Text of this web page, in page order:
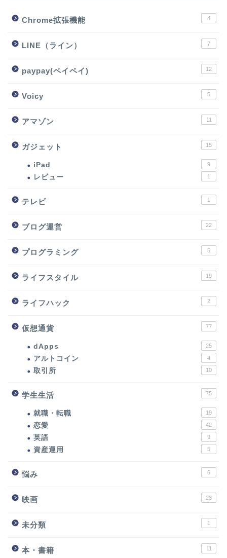
Chrome拡張機能 4
LINE（ライン） 7
paypay(ペイペイ) 12
Voicy 5
アマゾン 11
ガジェット 15
iPad 9
レビュー 1
テレビ 1
ブログ運営 22
プログラミング 5
ライフスタイル 19
ライフハック 2
仮想通貨 77
dApps 25
アルトコイン 4
取引所 10
学生生活 75
就職・転職 19
恋愛 42
英語 9
資産運用 5
悩み 6
映画 23
未分類 1
本・書籍 11